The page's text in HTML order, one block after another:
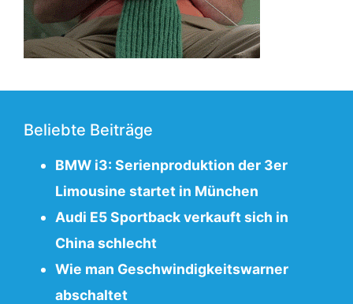
Beliebte Beiträge
BMW i3: Serienproduktion der 3er
Limousine startet in München
Audi E5 Sportback verkauft sich in
China schlecht
Wie man Geschwindigkeitswarner
abschaltet